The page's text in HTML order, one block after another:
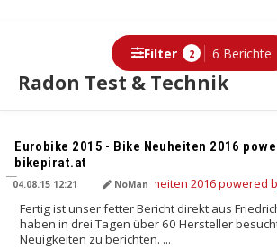
Radon Test & Technik
Filter 2 6 Berichte
Berichte
Eurobike 2015 - Bike Neuheiten 2016
bikepirat.at
04.08.15 12:21 NoMan
Fertig ist unser fetter Bericht direkt aus
haben in drei Tagen über 60 Hersteller
Neuigkeiten zu berichten. ...